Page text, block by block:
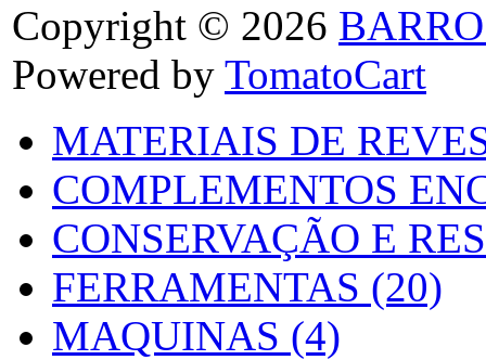
Copyright © 2026
Powered by TomatoCart
MATERIAIS DE
COMPLEMENTOS
CONSERVAÇÃO E
FERRAMENTAS (20)
MAQUINAS (4)